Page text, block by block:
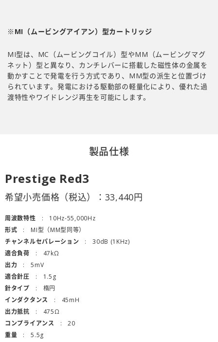
※MI（ムービングアイアン）型カートリッジ
MI型は、MC（ムービングコイル）型やMM（ムービングマグ
ネット）型と異なり、カンチレバーに搭載した磁性体の金属を
動かすことで発電を行う方式であり、MM型の派生と位置づけ
られています。発電における駆動部の軽量化により、優れた過
渡特性やワイドレンジ再生を可能にします。
製品仕様
Prestige Red3
希望小売価格（税込）： 33,440円
周波数特性
10Hz-55,000Hz
形式
MI型（MM型同等）
チャンネルセパレーション
30dB (1KHz)
適合負荷
47kΩ
出力
5mV
適合針圧
1.5g
針タイプ
楕円
インダクタンス
45mH
出力抵抗
475Ω
コンプライアンス
20
重量
5.5g